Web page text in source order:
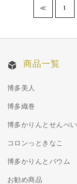
≪ 1
商品一覧
博多美人
博多織巻
博多かりんとせんべい
コロンっときなこ
博多かりんとバウム
お勧め商品